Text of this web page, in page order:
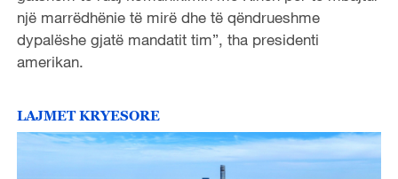
një marrëdhënie të mirë dhe të qëndrueshme
dypalëshe gjatë mandatit tim”, tha presidenti
amerikan.
LAJMET KRYESORE